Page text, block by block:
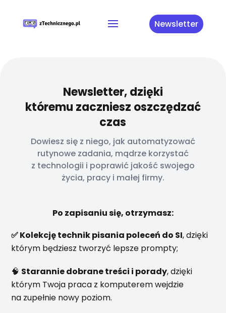
Newsletter
Newsletter, dzięki
któremu zaczniesz oszczędzać
czas
Dowiesz się z niego, jak automatyzować
rutynowe zadania, mądrze korzystać
z technologii i poprawić jakość swojego
życia, pracy i małej firmy.
Po zapisaniu się, otrzymasz:
✅ Kolekcję technik pisania poleceń do SI, dzięki
którym będziesz tworzyć lepsze prompty;
🧠 Starannie dobrane treści i porady, dzięki
którym Twoja praca z komputerem wejdzie
na zupełnie nowy poziom.